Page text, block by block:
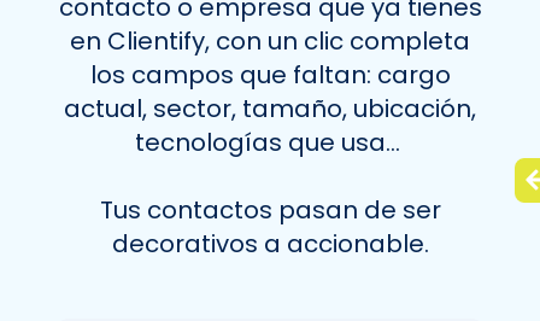
en Clientify, con un clic completa
los campos que faltan: cargo
actual, sector, tamaño, ubicación,
tecnologías que usa…
Tus contactos pasan de ser
decorativos a accionable.